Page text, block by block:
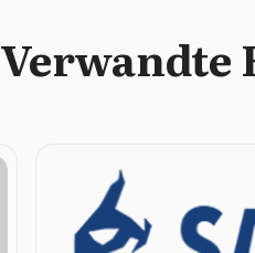
Verwandte